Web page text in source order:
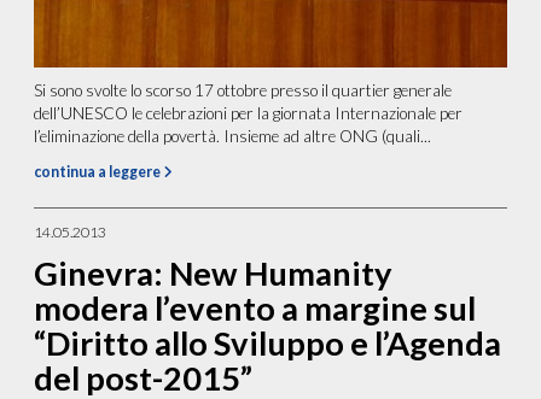
Si sono svolte lo scorso 17 ottobre presso il quartier generale
dell’UNESCO le celebrazioni per la giornata Internazionale per
l’eliminazione della povertà. Insieme ad altre ONG (quali...
continua a leggere
14.05.2013
Ginevra: New Humanity
modera l’evento a margine sul
“Diritto allo Sviluppo e l’Agenda
del post-2015”